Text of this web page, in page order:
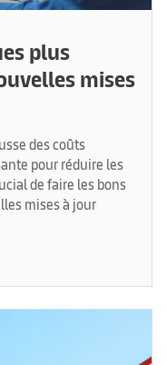
plus
mises
des coûts
pour réduire les
de faire les bons
mises à jour